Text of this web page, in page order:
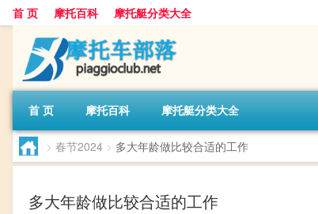
首 页 摩托百科 摩托艇分类大全
首 页 摩托百科 摩托艇分类大全
> 春节2024 > 多大年龄做比较合适的工作
多大年龄做比较合适的工作